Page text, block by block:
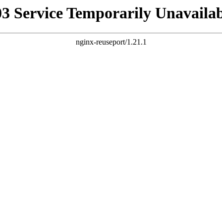
Service Temporarily
nginx-reuseport/1.21.1